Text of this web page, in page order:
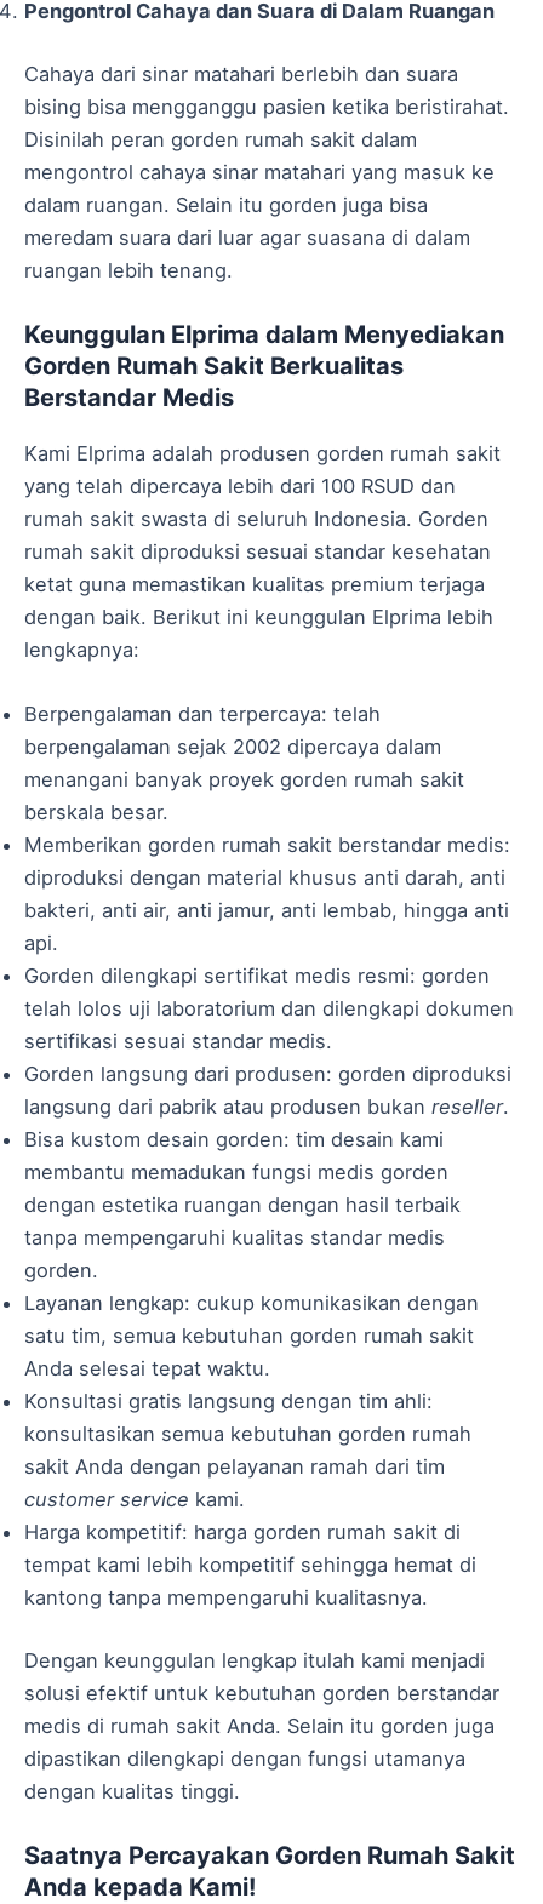
Pengontrol Cahaya dan Suara di Dalam Ruangan
Cahaya dari sinar matahari berlebih dan suara
bising bisa mengganggu pasien ketika beristirahat.
Disinilah peran gorden rumah sakit dalam
mengontrol cahaya sinar matahari yang masuk ke
dalam ruangan. Selain itu gorden juga bisa
meredam suara dari luar agar suasana di dalam
ruangan lebih tenang.
Keunggulan Elprima dalam Menyediakan
Gorden Rumah Sakit Berkualitas
Berstandar Medis
Kami Elprima adalah produsen gorden rumah sakit
yang telah dipercaya lebih dari 100 RSUD dan
rumah sakit swasta di seluruh Indonesia. Gorden
rumah sakit diproduksi sesuai standar kesehatan
ketat guna memastikan kualitas premium terjaga
dengan baik. Berikut ini keunggulan Elprima lebih
lengkapnya:
Berpengalaman dan terpercaya: telah
berpengalaman sejak 2002 dipercaya dalam
menangani banyak proyek gorden rumah sakit
berskala besar.
Memberikan gorden rumah sakit berstandar medis:
diproduksi dengan material khusus anti darah, anti
bakteri, anti air, anti jamur, anti lembab, hingga anti
api.
Gorden dilengkapi sertifikat medis resmi: gorden
telah lolos uji laboratorium dan dilengkapi dokumen
sertifikasi sesuai standar medis.
Gorden langsung dari produsen: gorden diproduksi
langsung dari pabrik atau produsen bukan reseller.
Bisa kustom desain gorden: tim desain kami
membantu memadukan fungsi medis gorden
dengan estetika ruangan dengan hasil terbaik
tanpa mempengaruhi kualitas standar medis
gorden.
Layanan lengkap: cukup komunikasikan dengan
satu tim, semua kebutuhan gorden rumah sakit
Anda selesai tepat waktu.
Konsultasi gratis langsung dengan tim ahli:
konsultasikan semua kebutuhan gorden rumah
sakit Anda dengan pelayanan ramah dari tim
customer service kami.
Harga kompetitif: harga gorden rumah sakit di
tempat kami lebih kompetitif sehingga hemat di
kantong tanpa mempengaruhi kualitasnya.
Dengan keunggulan lengkap itulah kami menjadi
solusi efektif untuk kebutuhan gorden berstandar
medis di rumah sakit Anda. Selain itu gorden juga
dipastikan dilengkapi dengan fungsi utamanya
dengan kualitas tinggi.
Saatnya Percayakan Gorden Rumah Sakit
Anda kepada Kami!